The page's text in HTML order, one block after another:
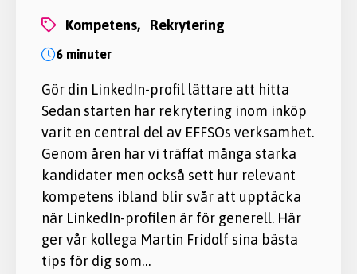
kompetens, rekrytering
6 minuter
Gör din LinkedIn-profil lättare att hitta
Sedan starten har rekrytering inom inköp
varit en central del av EFFSOs verksamhet.
Genom åren har vi träffat många starka
kandidater men också sett hur relevant
kompetens ibland blir svår att upptäcka
när LinkedIn-profilen är för generell. Här
ger vår kollega Martin Fridolf sina bästa
tips för dig som…